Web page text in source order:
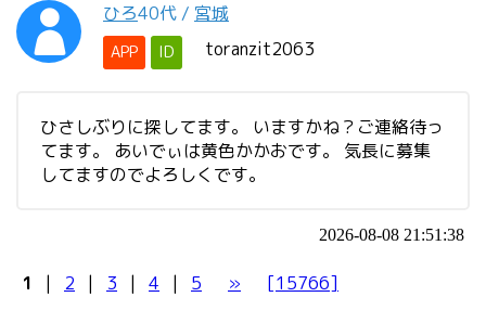
ひろ40代 / 宮城
APP ID toranzit2063
ひさしぶりに探してます。 いますかね？ご連絡待っ
てます。 あいでぃは黄色かかおです。 気長に募集
してますのでよろしくです。
2026-08-08 21:51:38
1 | 2 | 3 | 4 | 5 » [15766]